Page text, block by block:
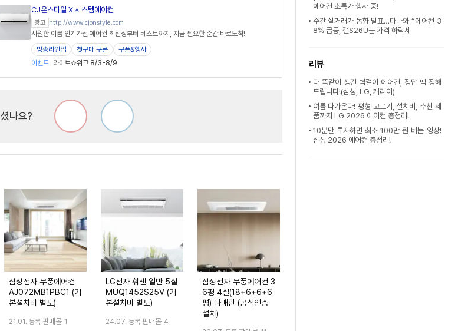
CJ온스타일 X 시스템에어컨
광고 http://www.cjonstyle.com
시원한 여름 인기가전 에어컨 최신상부터 베스트까지, 지금 필요한 순간 바로도착!
방송라인업
첫구매 쿠폰
쿠폰&행사
이벤트
라이브쇼위크 8/3-8/9
나요?
삼성전자 무풍에어컨
AJ072MB1PBC1 (기
본설치비 별도)
21.01. 등록 판매몰 1
LG전자 휘센 일반 5실
MUQ1452S25V (기
본설치비 별도)
24.07. 등록 판매몰 4
삼성전자 무풍에어컨 3
6평 4실(18+6+6+6
평) 다배관 (공식인증
설치)
에어컨 초특가 행사 중!
주간 실거래가 동향 발표…다나와 “에어컨 3
8% 급등, 갤S26U는 가격 하락세
리뷰
다 똑같이 생긴 벽걸이 에어컨, 정답 딱 정해
드립니다!(삼성, LG, 캐리어)
여름 다가온다! 평형 고르기, 설치비, 추천 제
품까지 LG 2026 에어컨 총정리!
10분만 투자하면 최소 100만 원 버는 영상!
삼성 2026 에어컨 총정리!